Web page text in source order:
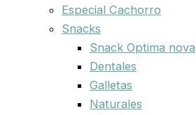
Especial Cachorro
Snacks
Snack Optima nova
Dentales
Galletas
Naturales